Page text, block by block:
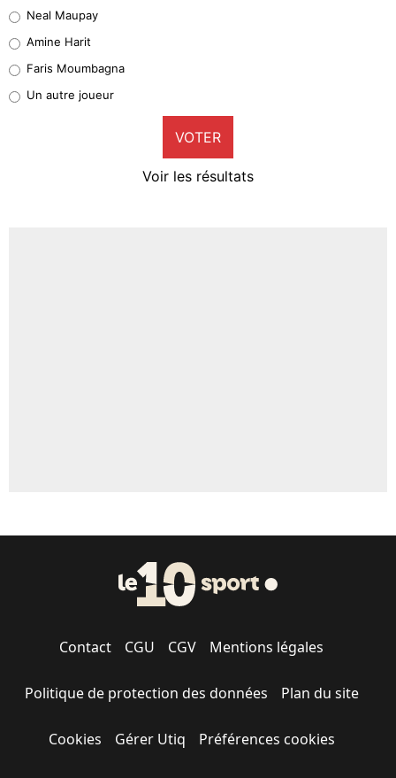
1%
9%
Neal Maupay
Amine Harit
Faris Moumbagna
Un autre joueur
VOTER
Voir les résultats
Contact CGU CGV Mentions légales
Politique de protection des données Plan du site
Cookies Gérer Utiq Préférences cookies